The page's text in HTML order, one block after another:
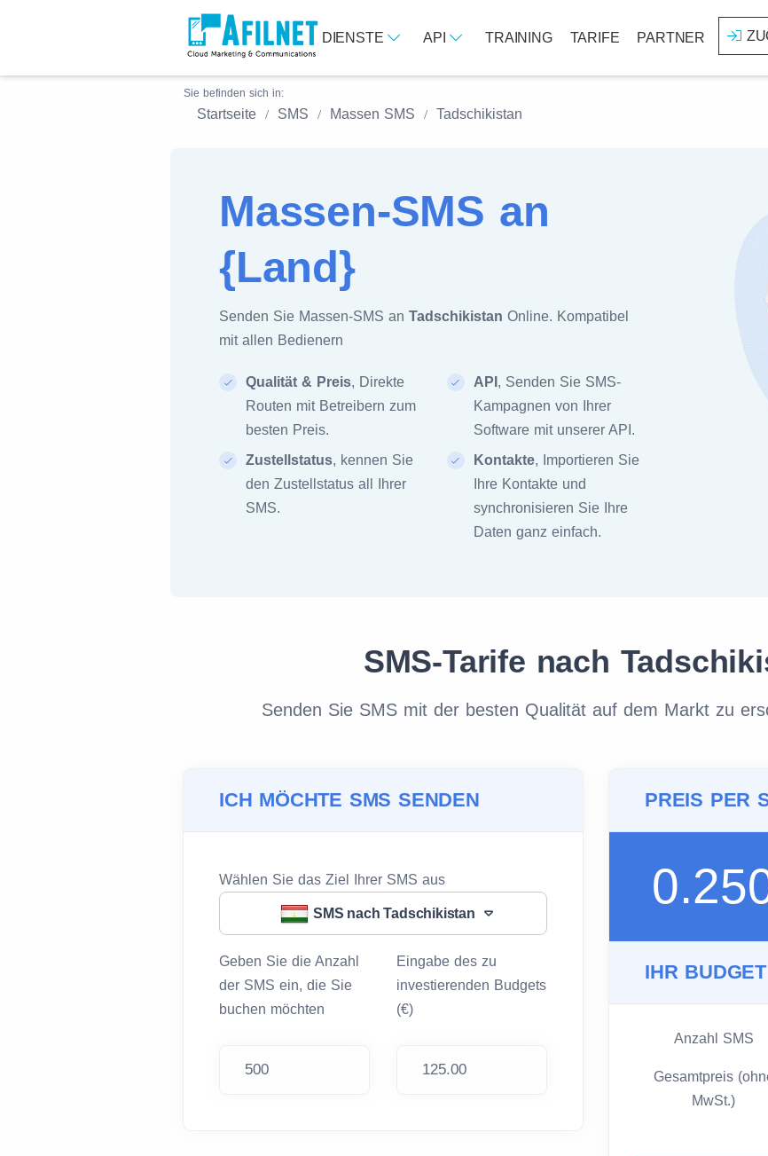
DIENSTE API TRAINING TARIFE PARTNER
Sie befinden sich in:
Startseite SMS Massen SMS Tadschikistan
Massen-SMS an
{Land}
Senden Sie Massen-SMS an Tadschikistan Online. Kompatibel
mit allen Bedienern
Qualität & Preis, Direkte
Routen mit Betreibern zum
besten Preis.
Zustellstatus, kennen Sie
den Zustellstatus all Ihrer
SMS.
API , Senden Sie SMS-
Kampagnen von Ihrer
Software mit unserer API.
Kontakte, Importieren Sie
Ihre Kontakte und
synchronisieren Sie Ihre
Daten ganz einfach.
SMS-Tarife nach
Senden Sie SMS mit der besten Qualität auf dem Markt zu
ICH MÖCHTE SMS SENDEN
Wählen Sie das Ziel Ihrer SMS aus
SMS nach Tadschikistan
Geben Sie die Anzahl
der SMS ein, die Sie
buchen möchten
Eingabe des zu
investierenden Budgets
(€)
PREIS PER
IHR
Anzahl SMS
Gesamtpreis
MwSt.)